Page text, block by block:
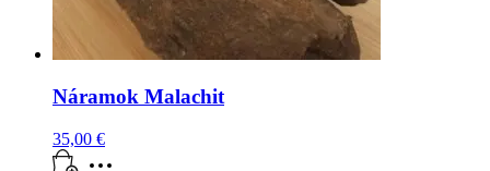
Náramok Malachit
35,00 €